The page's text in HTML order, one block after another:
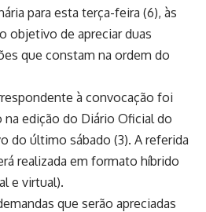
para esta terça-feira (6), às
objetivo de apreciar duas
que constam na ordem do
à convocação foi
na edição do Diário Oficial do
do último sábado (3). A referida
realizada em formato híbrido
e virtual).
que serão apreciadas